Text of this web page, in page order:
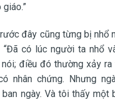
đây cũng từng bị nhổ
“Đã có lúc người ta nhổ
điều đó thường xảy ra
nhân chứng. Nhưng
ngày. Và tôi thấy một